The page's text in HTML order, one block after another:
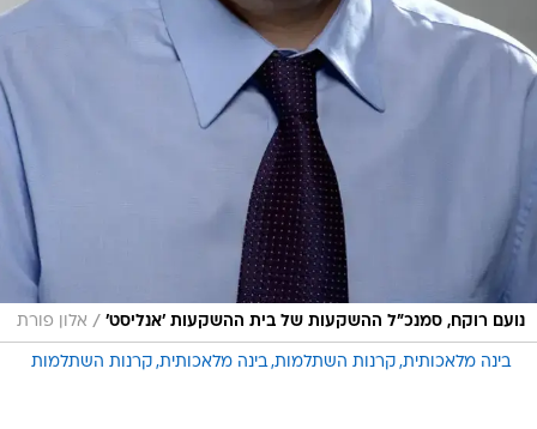
נועם רוקח, סמנכ"ל ההשקעות של בית ההשקעות 'אנליסט' / אלון פורת
בינה מלאכותית קרנות השתלמות בינה מלאכותית קרנות השתלמות